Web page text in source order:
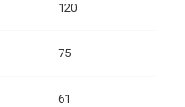
120
75
61